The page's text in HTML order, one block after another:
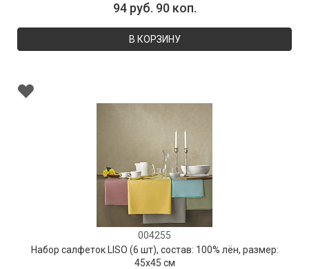
94 руб. 90 коп.
В КОРЗИНУ
004255
Набор салфеток LISO (6 шт), состав: 100% лён, размер:
45х45 см